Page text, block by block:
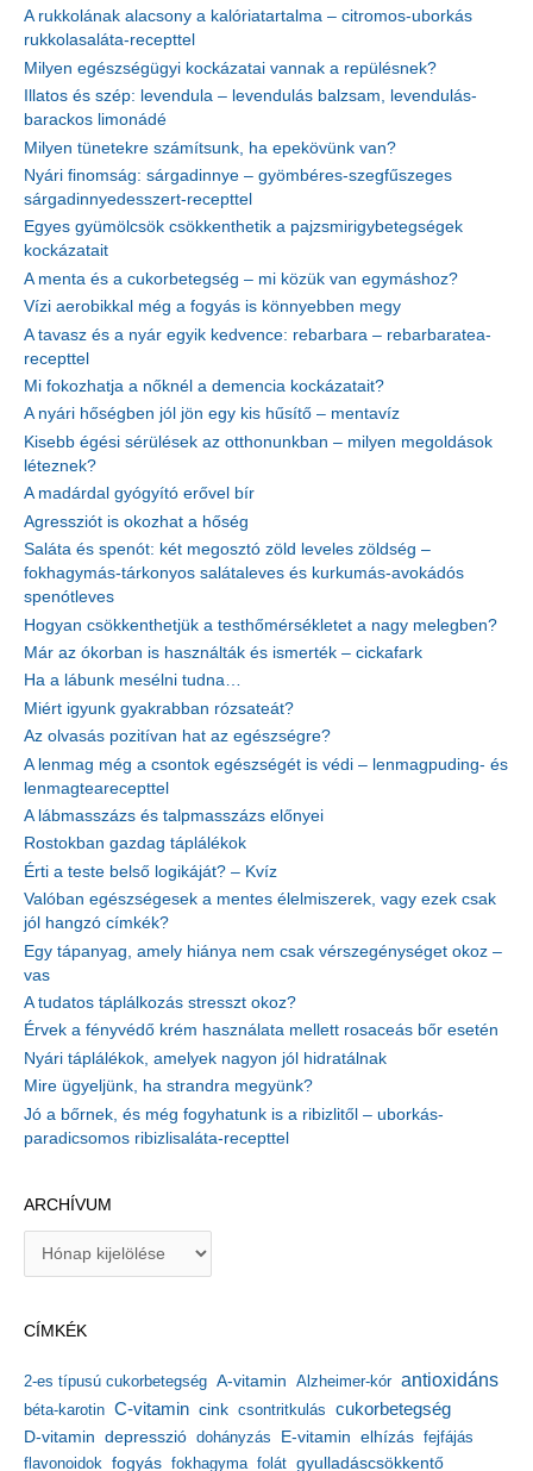
A rukkolának alacsony a kalóriatartalma – citromos-uborkás
rukkolasaláta-recepttel
Milyen egészségügyi kockázatai vannak a repülésnek?
Illatos és szép: levendula – levendulás balzsam, levendulás-
barackos limonádé
Milyen tünetekre számítsunk, ha epekövünk van?
Nyári finomság: sárgadinnye – gyömbéres-szegfűszeges
sárgadinnyedesszert-recepttel
Egyes gyümölcsök csökkenthetik a pajzsmirigybetegségek
kockázatait
A menta és a cukorbetegség – mi közük van egymáshoz?
Vízi aerobikkal még a fogyás is könnyebben megy
A tavasz és a nyár egyik kedvence: rebarbara – rebarbaratea-
recepttel
Mi fokozhatja a nőknél a demencia kockázatait?
A nyári hőségben jól jön egy kis hűsítő – mentavíz
Kisebb égési sérülések az otthonunkban – milyen megoldások
léteznek?
A madárdal gyógyító erővel bír
Agressziót is okozhat a hőség
Saláta és spenót: két megosztó zöld leveles zöldség –
fokhagymás-tárkonyos salátaleves és kurkumás-avokádós
spenótleves
Hogyan csökkenthetjük a testhőmérsékletet a nagy melegben?
Már az ókorban is használták és ismerték – cickafark
Ha a lábunk mesélni tudna…
Miért igyunk gyakrabban rózsateát?
Az olvasás pozitívan hat az egészségre?
A lenmag még a csontok egészségét is védi – lenmagpuding- és
lenmagtearecepttel
A lábmasszázs és talpmasszázs előnyei
Rostokban gazdag táplálékok
Érti a teste belső logikáját? – Kvíz
Valóban egészségesek a mentes élelmiszerek, vagy ezek csak
jól hangzó címkék?
Egy tápanyag, amely hiánya nem csak vérszegénységet okoz –
vas
A tudatos táplálkozás stresszt okoz?
Érvek a fényvédő krém használata mellett rosaceás bőr esetén
Nyári táplálékok, amelyek nagyon jól hidratálnak
Mire ügyeljünk, ha strandra megyünk?
Jó a bőrnek, és még fogyhatunk is a ribizlitől – uborkás-
paradicsomos ribizlisaláta-recepttel
ARCHÍVUM
í
u
m
CÍMKÉK
2-es típusú cukorbetegség A-vitamin Alzheimer-kór antioxidáns
béta-karotin C-vitamin cink csontritkulás cukorbetegség
D-vitamin depresszió dohányzás E-vitamin elhízás fejfájás
flavonoidok fogyás fokhagyma folát gyulladáscsökkentő